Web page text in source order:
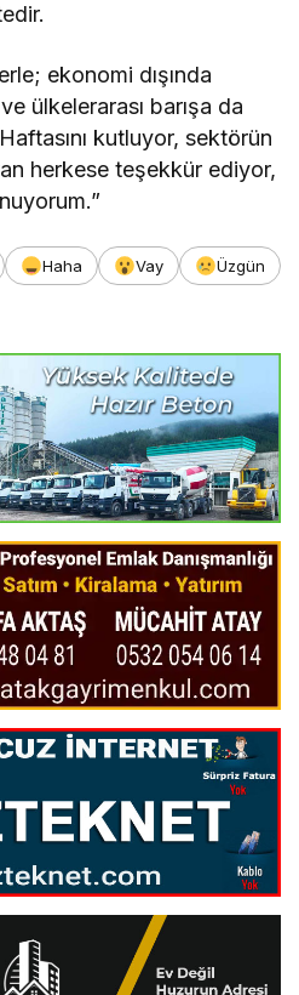
ekonomi dışında
ülkelerarası barışa da
kutluyor, sektörün
herkese teşekkür ediyor,
Haha Vay
Üzgün